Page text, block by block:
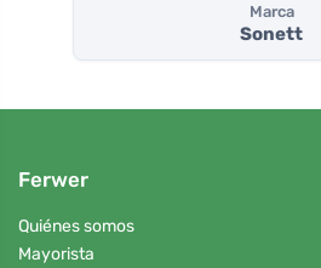
Marca
Sonett
Ferwer
Quiénes somos
Mayorista